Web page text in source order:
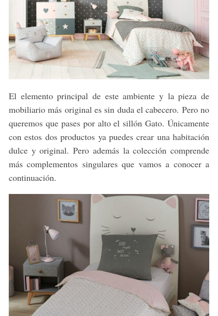
El elemento principal de este ambiente y la pieza de
mobiliario más original es sin duda el cabecero. Pero no
queremos que pases por alto el sillón Gato. Únicamente
con estos dos productos ya puedes crear una habitación
dulce y original. Pero además la colección comprende
más complementos singulares que vamos a conocer a
continuación.